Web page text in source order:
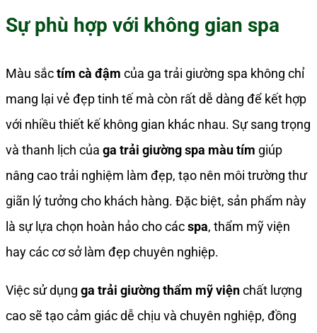
Sự phù hợp với không gian spa
Màu sắctím cà đậm của ga trải giường spa không chỉ
mang lại vẻ đẹp tinh tế mà còn rất dễ dàng để kết hợp
với nhiều thiết kế không gian khác nhau. Sự sang trọng
và thanh lịch của ga trải giường spa màu tím giúp
nâng cao trải nghiệm làm đẹp, tạo nên môi trường thư
giãn lý tưởng cho khách hàng. Đặc biệt, sản phẩm này
là sự lựa chọn hoàn hảo cho cácspa, thẩm mỹ viện
hay các cơ sở làm đẹp chuyên nghiệp.
Việc sử dụng ga trải giường thẩm mỹ việnchất lượng
cao sẽ tạo cảm giác dễ chịu và chuyên nghiệp, đồng